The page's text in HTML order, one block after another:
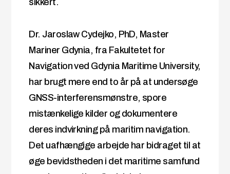
Dr. Jaroslaw Cydejko, PhD, Master
Mariner Gdynia, fra Fakultetet for
Navigation ved Gdynia Maritime University,
har brugt mere end to år på at undersøge
GNSS-interferensmønstre, spore
mistænkelige kilder og dokumentere
deres indvirkning på maritim navigation.
Det uafhængige arbejde har bidraget til at
øge bevidstheden i det maritime samfund